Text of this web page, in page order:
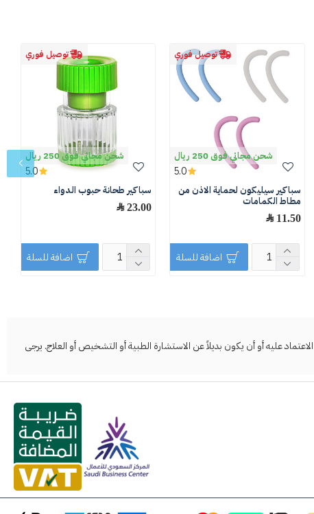
توصيل فوري
شحن مجاني فوق 250 ريال
سباكير سيليكون لحماية الاذن من
مطاط الكمامات
11.50 ﷼
5.0
اضافة للسلة
توصيل فوري
شحن مجاني فوق 250 ريال
سباكير طحانة حبوب الدواء
23.00 ﷼
5.0
اضافة للسلة
عليه أو أن يكون بديلاً عن الاستشارة الطبية أو التشخيص أو العلاج. يرجى